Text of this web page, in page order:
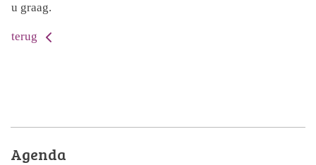
u graag.
terug
Agenda